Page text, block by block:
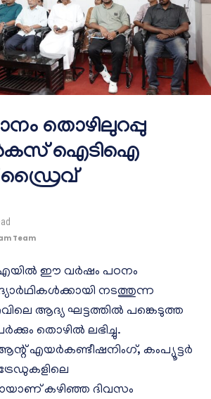
തൊഴിലുറപ്പു
ഐടിഐ
ഡ്രൈവ്
Team
ഈ വർഷം പഠനം
നടത്തുന്ന
ആദ്യ ഘട്ടത്തിൽ പങ്കെടുത്ത
തൊഴിൽ ലഭിച്ചു.
എയർകണ്ടീഷനിംഗ്, കംപ്യൂട്ടർ
കഴിഞ്ഞ ദിവസം